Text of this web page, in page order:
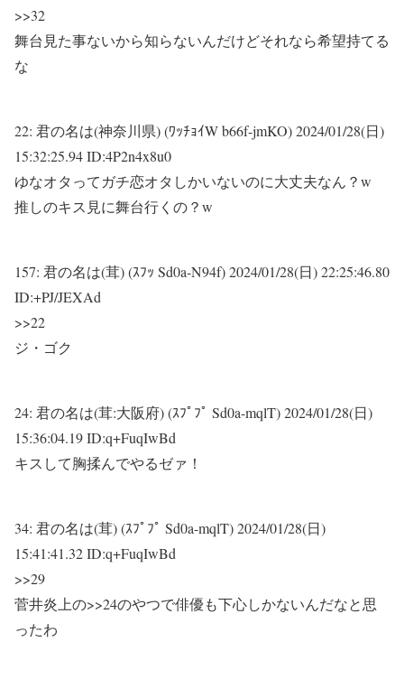
>>32
舞台見た事ないから知らないんだけどそれなら希望持てる
な
22: 君の名は(神奈川県) (ﾜｯﾁｮｲW b66f-jmKO)2024/01/28(日)
15:32:25.94 ID:4P2n4x8u0
ゆなオタってガチ恋オタしかいないのに大丈夫なん？w
推しのキス見に舞台行くの？w
157: 君の名は(茸) (ｽﾌｯ Sd0a-N94f)2024/01/28(日) 22:25:46.80
ID:+PJ/JEXAd
>>22
ジ・ゴク
24: 君の名は(茸:大阪府) (ｽﾌﾟﾌﾟ Sd0a-mqlT)2024/01/28(日)
15:36:04.19 ID:q+FuqIwBd
キスして胸揉んでやるゼァ！
34: 君の名は(茸) (ｽﾌﾟﾌﾟ Sd0a-mqlT)2024/01/28(日)
15:41:41.32 ID:q+FuqIwBd
>>29
菅井炎上の>>24のやつで俳優も下心しかないんだなと思
ったわ